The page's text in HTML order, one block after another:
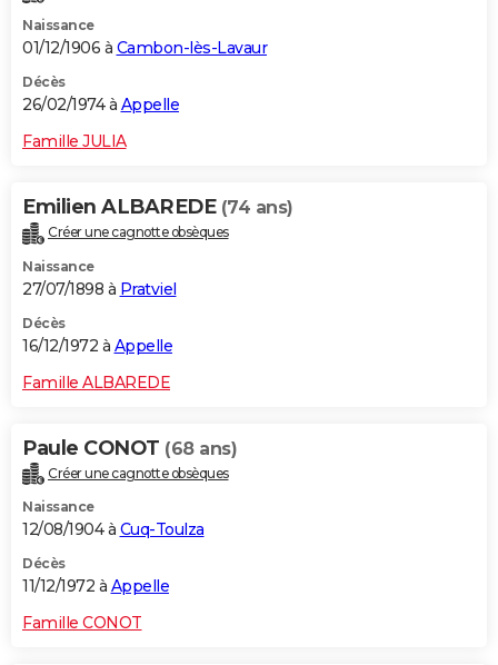
Naissance
01/12/1906 à Cambon-lès-Lavaur
Décès
26/02/1974 à Appelle
Famille JULIA
Emilien ALBAREDE (74 ans)
Créer une cagnotte obsèques
Naissance
27/07/1898 à Pratviel
Décès
16/12/1972 à Appelle
Famille ALBAREDE
Paule CONOT (68 ans)
Créer une cagnotte obsèques
Naissance
12/08/1904 à Cuq-Toulza
Décès
11/12/1972 à Appelle
Famille CONOT